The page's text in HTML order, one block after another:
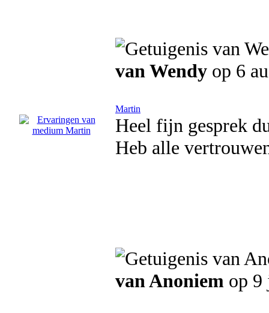
van Wendy op 6
Martin
Heel fijn gesprek
Heb alle
van Anoniem op 9